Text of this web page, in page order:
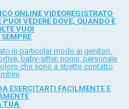
ONLINE VIDEOREGISTRATO
VEDERE DOVE, QUANDO E
VUOI
in particolar modo ai genitori,
baby-sitter, nonni, personale
che sono a stretto contatto
ESERCITARTI FACILMENTE E
TUA